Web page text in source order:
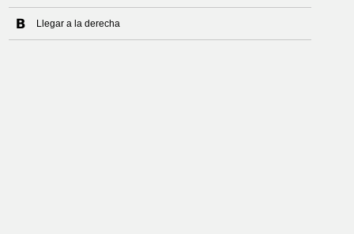
Llegar a la derecha